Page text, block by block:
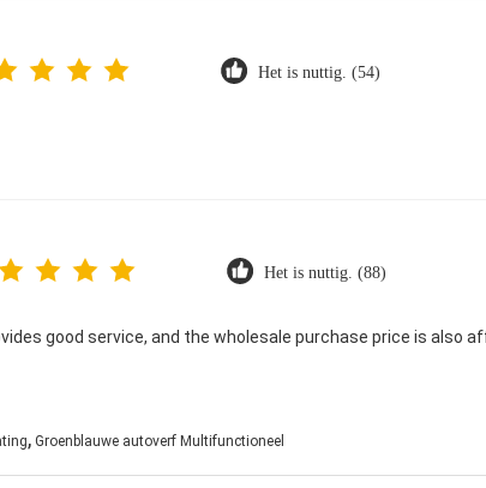
Het is nuttig. (54)
Het is nuttig. (88)
good service, and the wholesale purchase price is also
, Groenblauwe autoverf Multifunctioneel